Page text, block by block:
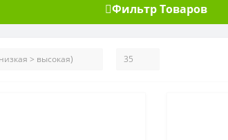
Фильтр Товаров